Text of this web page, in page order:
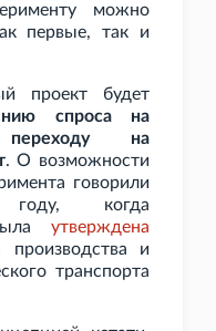
можно
первые, так и
проект будет
спроса на
на
. О возможности
говорили
когда
утверждена
и
транспорта